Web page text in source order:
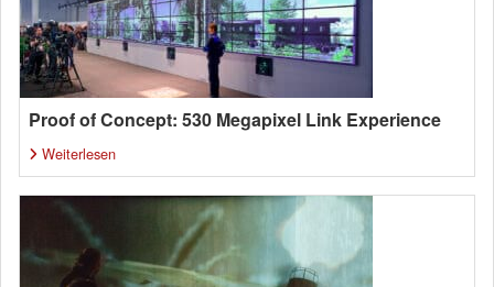
Proof of Concept: 530 Megapixel Link Experience
Weiterlesen